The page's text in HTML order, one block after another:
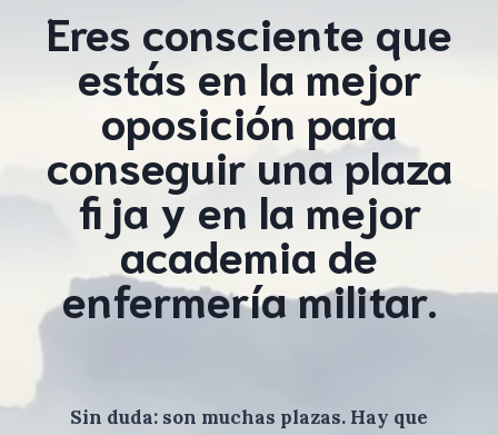
Eres consciente que
estás en la mejor
oposición para
conseguir una plaza
fija y en la mejor
academia de
enfermería militar.
Sin duda: son muchas plazas. Hay que